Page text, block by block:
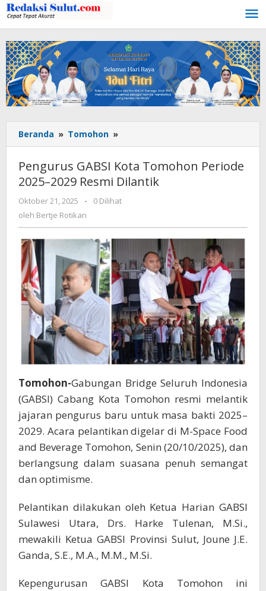
Lewati
ke
konten
Beranda » Tomohon »
GABSI
Tomohon
Periode
2025–
Pengurus GABSI Kota Tomohon Periode
2025–2029 Resmi Dilantik
Oktober 21, 2025
oleh
Bertje
-
0 Dilihat
oleh Bertje Rotikan
Tomohon-Gabungan Bridge Seluruh Indonesia
(GABSI) Cabang Kota Tomohon resmi melantik
jajaran pengurus baru untuk masa bakti 2025–
2029. Acara pelantikan digelar di M-Space Food
and Beverage Tomohon, Senin (20/10/2025), dan
berlangsung dalam suasana penuh semangat
dan optimisme.
Pelantikan dilakukan oleh Ketua Harian GABSI
Sulawesi Utara, Drs. Harke Tulenan, M.Si.,
mewakili Ketua GABSI Provinsi Sulut, Joune J.E.
Ganda, S.E., M.A., M.M., M.Si.
Kepengurusan GABSI Kota Tomohon ini